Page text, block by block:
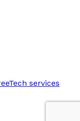
services